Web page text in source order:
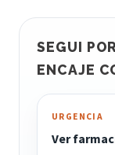
SEGUI
ENCAJE
URGENCIA
Ver